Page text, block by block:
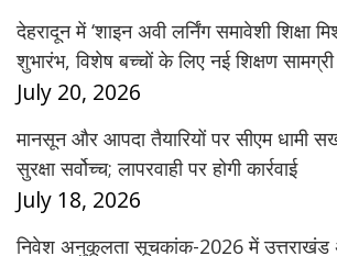
देहरादून में ‘शाइन अवी लर्निंग समावेशी शिक्षा
शुभारंभ, विशेष बच्चों के लिए नई शिक्षण सामग्री
July 20, 2026
मानसून और आपदा तैयारियों पर सीएम धामी
सुरक्षा सर्वोच्च; लापरवाही पर होगी कार्रवाई
July 18, 2026
निवेश अनुकूलता सूचकांक-2026 में उत्तराखंड